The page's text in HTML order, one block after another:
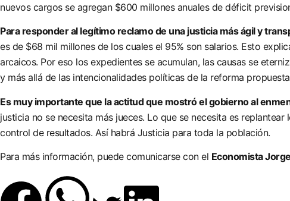
nuevos cargos se agregan $600 millones anuales de déficit
Para responder al legítimo reclamo de una justicia más ágil y
es de $68 mil millones de los cuales el 95% son salarios. Esto
arcaicos. Por eso los expedientes se acumulan, las causas se
y más allá de las intencionalidades políticas de la reforma
Es muy importante que la actitud que mostró el gobierno al
justicia no se necesita más jueces. Lo que se necesita es
control de resultados. Así habrá Justicia para toda la población.
Para más información, puede comunicarse con el Economista